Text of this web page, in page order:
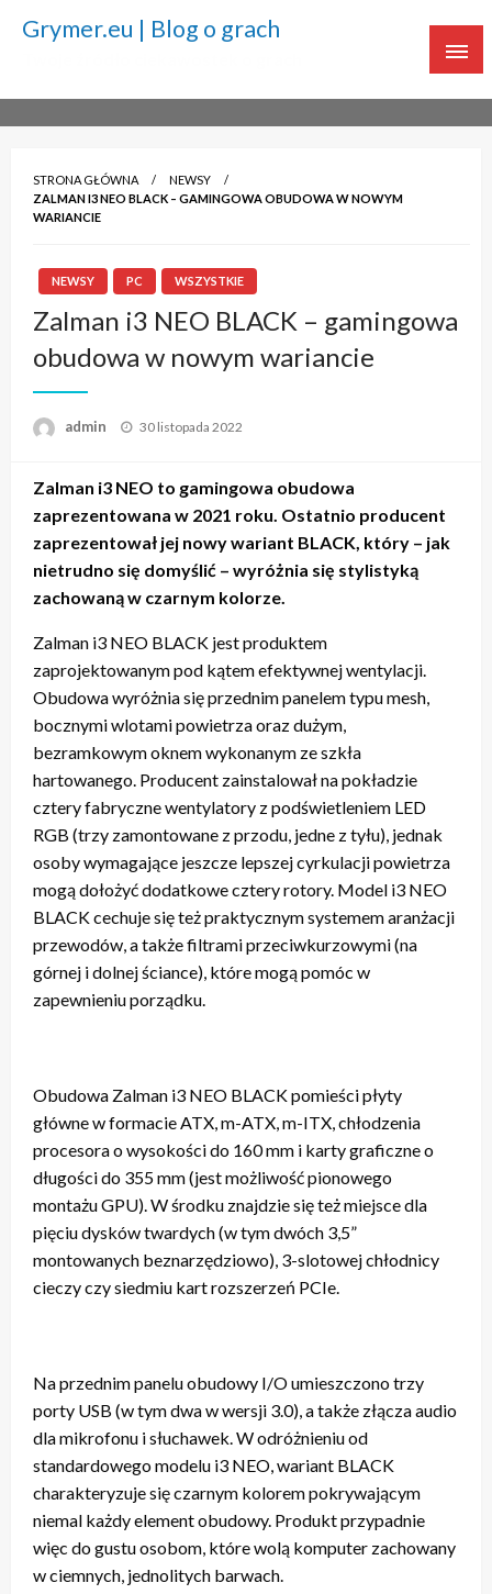
Grymer.eu | Blog o grach
STRONA GŁÓWNA
NEWSY
ZALMAN I3 NEO BLACK – GAMINGOWA OBUDOWA W NOWYM
WARIANCIE
NEWSY PC WSZYSTKIE
Zalman i3 NEO BLACK – gamingowa
obudowa w nowym wariancie
admin Napisano
30 listopada 2022
Zalman i3 NEO to gamingowa obudowa
zaprezentowana w 2021 roku. Ostatnio producent
zaprezentował jej nowy wariant BLACK, który – jak
nietrudno się domyślić – wyróżnia się stylistyką
zachowaną w czarnym kolorze.
Zalman i3 NEO BLACK jest produktem
zaprojektowanym pod kątem efektywnej wentylacji.
Obudowa wyróżnia się przednim panelem typu mesh,
bocznymi wlotami powietrza oraz dużym,
bezramkowym oknem wykonanym ze szkła
hartowanego. Producent zainstalował na pokładzie
cztery fabryczne wentylatory z podświetleniem LED
RGB (trzy zamontowane z przodu, jedne z tyłu), jednak
osoby wymagające jeszcze lepszej cyrkulacji powietrza
mogą dołożyć dodatkowe cztery rotory. Model i3 NEO
BLACK cechuje się też praktycznym systemem aranżacji
przewodów, a także filtrami przeciwkurzowymi (na
górnej i dolnej ściance), które mogą pomóc w
zapewnieniu porządku.
Obudowa Zalman i3 NEO BLACK pomieści płyty
główne w formacie ATX, m-ATX, m-ITX, chłodzenia
procesora o wysokości do 160 mm i karty graficzne o
długości do 355 mm (jest możliwość pionowego
montażu GPU). W środku znajdzie się też miejsce dla
pięciu dysków twardych (w tym dwóch 3,5”
montowanych beznarzędziowo), 3-slotowej chłodnicy
cieczy czy siedmiu kart rozszerzeń PCIe.
Na przednim panelu obudowy I/O umieszczono trzy
porty USB (w tym dwa w wersji 3.0), a także złącza audio
dla mikrofonu i słuchawek. W odróżnieniu od
standardowego modelu i3 NEO, wariant BLACK
charakteryzuje się czarnym kolorem pokrywającym
niemal każdy element obudowy. Produkt przypadnie
więc do gustu osobom, które wolą komputer zachowany
w ciemnych, jednolitych barwach.